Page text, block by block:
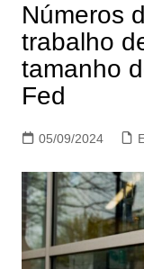
Números
trabalho
tamanho
Fed
05/09/2024